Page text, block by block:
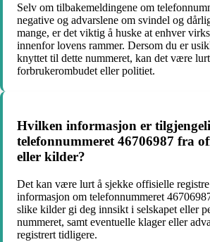
Selv om tilbakemeldingene om
negative og advarslene om svindel og
mange, er det viktig å huske at enhver
innenfor lovens rammer. Dersom du er
knyttet til dette nummeret, kan det være
forbrukerombudet eller politiet.
Hvilken informasjon er
telefonnummeret 46706987 fra
eller kilder?
Det kan være lurt å sjekke offisielle
informasjon om telefonnummeret
slike kilder gi deg innsikt i selskapet eller
nummeret, samt eventuelle klager eller
registrert tidligere.